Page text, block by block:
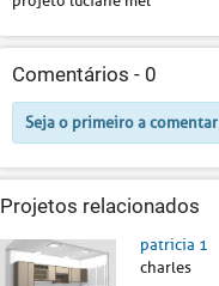
Comentários - 0
Seja o primeiro a comentar
Projetos relacionados
patricia 1
charles